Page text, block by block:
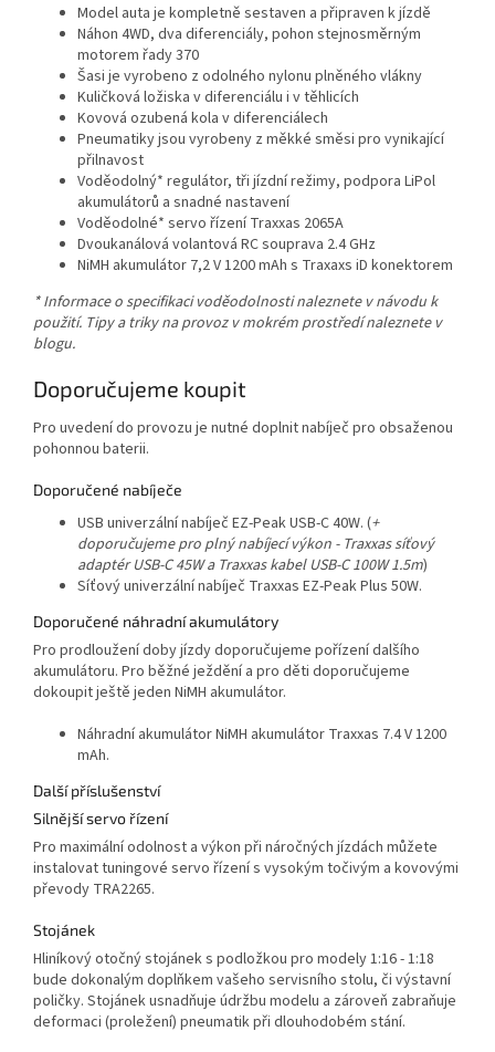
Model auta je kompletně sestaven a připraven k jízdě
Náhon 4WD, dva diferenciály, pohon stejnosměrným
motorem řady 370
Šasi je vyrobeno z odolného nylonu plněného vlákny
Kuličková ložiska v diferenciálu i v těhlicích
Kovová ozubená kola v diferenciálech
Pneumatiky jsou vyrobeny z měkké směsi pro vynikající
přilnavost
Voděodolný* regulátor, tři jízdní režimy, podpora LiPol
akumulátorů a snadné nastavení
Voděodolné* servo řízení Traxxas 2065A
Dvoukanálová volantová RC souprava 2.4 GHz
NiMH akumulátor 7,2 V 1200 mAh s Traxaxs iD konektorem
* Informace o specifikaci voděodolnosti naleznete v návodu k
použití. Tipy a triky na provoz v mokrém prostředí naleznete v
blogu.
Doporučujeme koupit
Pro uvedení do provozu je nutné doplnit nabíječ pro obsaženou
pohonnou baterii.
Doporučené nabíječe
USB univerzální nabíječ EZ-Peak USB-C 40W. (+
doporučujeme pro plný nabíjecí výkon - Traxxas síťový
adaptér USB-C 45W a Traxxas kabel USB-C 100W 1.5m)
Síťový univerzální nabíječ Traxxas EZ-Peak Plus 50W.
Doporučené náhradní akumulátory
Pro prodloužení doby jízdy doporučujeme pořízení dalšího
akumulátoru. Pro běžné ježdění a pro děti doporučujeme
dokoupit ještě jeden NiMH akumulátor.
Náhradní akumulátor NiMH akumulátor Traxxas 7.4 V 1200
mAh.
Další příslušenství
Silnější servo řízení
Pro maximální odolnost a výkon při náročných jízdách můžete
instalovat tuningové servo řízení s vysokým točivým a kovovými
převody TRA2265.
Stojánek
Hliníkový otočný stojánek s podložkou pro modely 1:16 - 1:18
bude dokonalým doplňkem vašeho servisního stolu, či výstavní
poličky. Stojánek usnadňuje údržbu modelu a zároveň zabraňuje
deformaci (proležení) pneumatik při dlouhodobém stání.